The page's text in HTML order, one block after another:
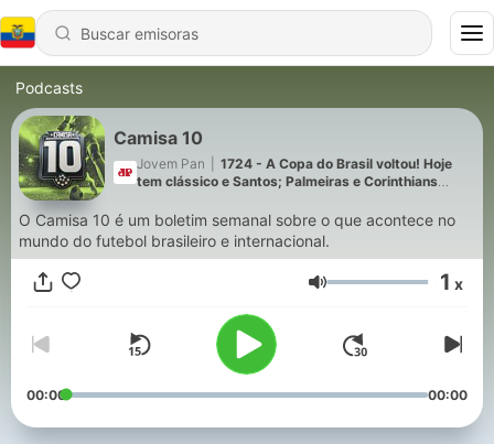
Podcasts
Camisa 10
Jovem Pan
1724 - A Copa do Brasil voltou! Hoje
tem clássico e Santos; Palmeiras e Corinthians
O Camisa 10 é um boletim semanal sobre o que acontece no
mundo do futebol brasileiro e internacional.
Volumen 1 x
00:00 00:00